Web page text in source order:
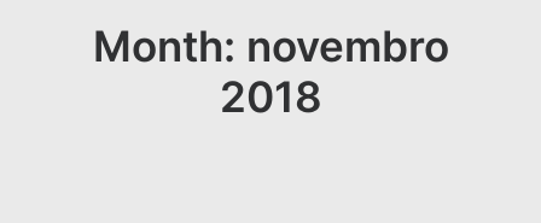
Month: novembro
2018